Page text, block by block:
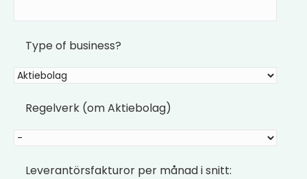
Type of business?
Regelverk (om Aktiebolag)
Leverantörsfakturor per månad i snitt: